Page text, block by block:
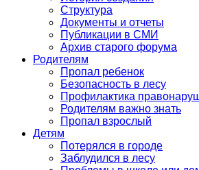
Структура
Документы и отчеты
Публикации в СМИ
Архив старого форума
Родителям
Пропал ребенок
Безопасность в лесу
Профилактика
Родителям важно знать
Пропал взрослый
Детям
Потерялся в городе
Заблудился в лесу